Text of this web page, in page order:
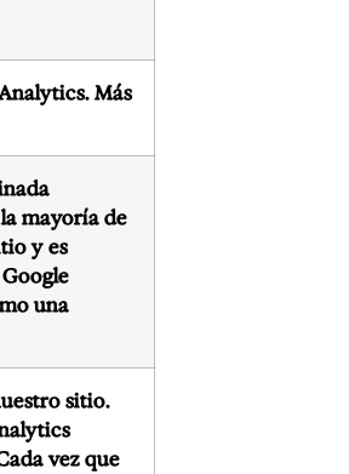
Más
mayoría de
y es
una
sitio.
vez que